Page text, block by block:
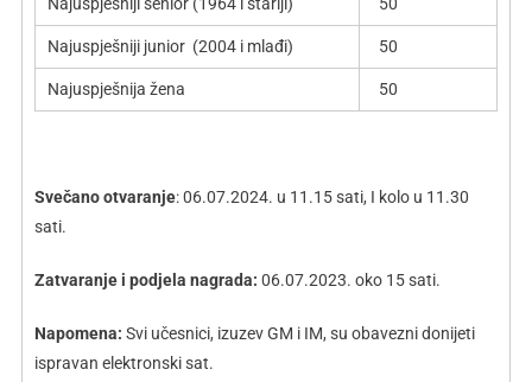
Najuspješniji junior (2004 i mlađi) 50
Najuspješnija žena 50
Svečano otvaranje: 06.07.2024. u 11.15 sati, I kolo u 11.30
sati.
Zatvaranje i podjela nagrada: 06.07.2023. oko 15 sati.
Napomena: Svi učesnici, izuzev GM i IM, su obavezni donijeti
ispravan elektronski sat.